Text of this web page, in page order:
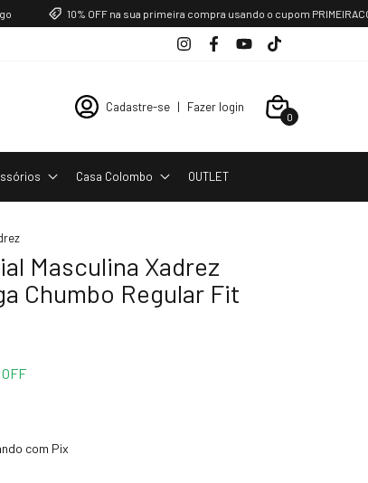
10% OFF na sua primeira compra usando o cupom PRIMEIRACOMPRA
Cadastre-se | Fazer login
0
Casa Colombo OUTLET
Masculina Xadrez
Chumbo Regular Fit
com Pix